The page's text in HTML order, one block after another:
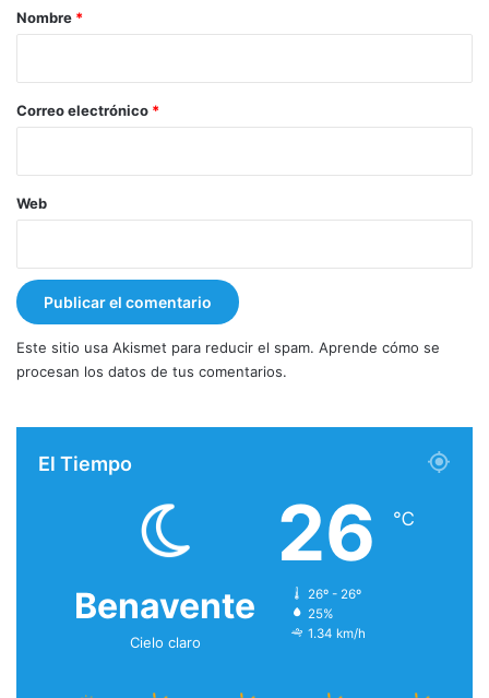
r
*
Nombre *
Correo electrónico *
Web
Este sitio usa Akismet para reducir el spam. Aprende cómo se
procesan los datos de tus comentarios.
El Tiempo
Benavente
Cielo claro
26 ℃
26º - 26º
25%
1.34 km/h